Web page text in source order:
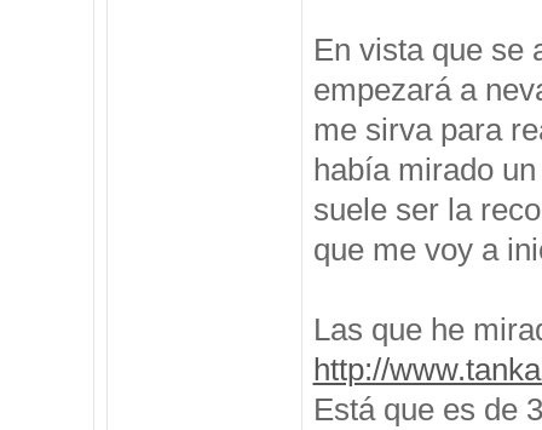
En vista que se
empezará a
me sirva para
había mirado
suele ser la
que me voy a
Las que he
http://
Está que es de